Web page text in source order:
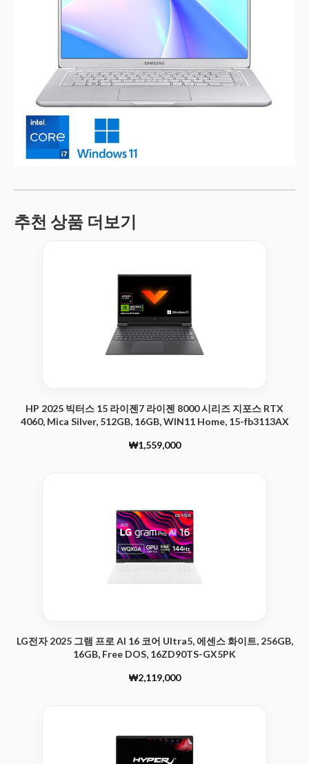
추천 상품 더보기
HP 2025 빅터스 15 라이젠7 라이젠 8000 시리즈 지포스 RTX
4060, Mica Silver, 512GB, 16GB, WIN11 Home, 15-fb3113AX
₩1,559,000
LG전자 2025 그램 프로 AI 16 코어 Ultra5, 에센스 화이트, 256GB,
16GB, Free DOS, 16ZD90TS-GX5PK
₩2,119,000